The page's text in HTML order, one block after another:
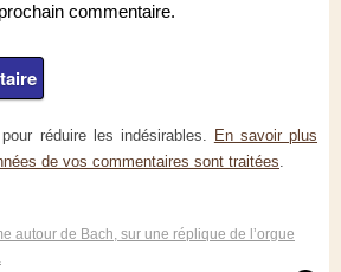
commentaire.
réduire les indésirables. En savoir plus
de vos commentaires sont traitées.
autour de Bach, sur une réplique de l’orgue